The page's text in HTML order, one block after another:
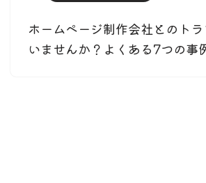
ホームページ制作会社とのト
いませんか？よくある7つの事